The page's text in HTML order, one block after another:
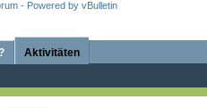
Aktivitäten